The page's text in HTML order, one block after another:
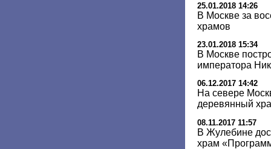
25.01.2018 14:26
В Москве за
храмов
23.01.2018 15:34
В Москве
императора
06.12.2017 14:42
На севере
деревянный
08.11.2017 11:57
В Жулебине
храм